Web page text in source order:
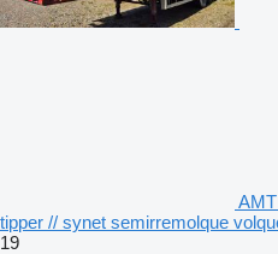
tipper // synet semirremolque
19